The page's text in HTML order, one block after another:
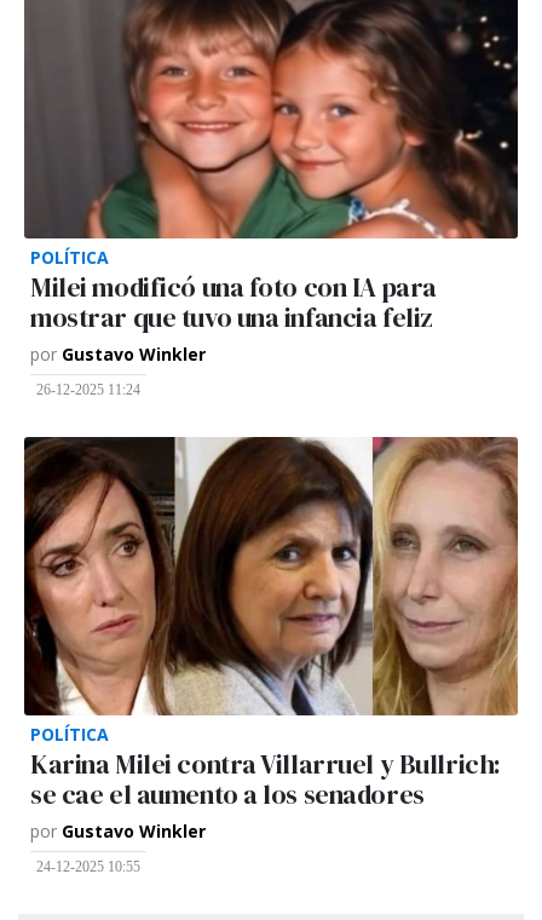
POLÍTICA
Milei modificó una foto con IA para
mostrar que tuvo una infancia feliz
por Gustavo Winkler
26-12-2025 11:24
POLÍTICA
Karina Milei contra Villarruel y Bullrich:
se cae el aumento a los senadores
por Gustavo Winkler
24-12-2025 10:55